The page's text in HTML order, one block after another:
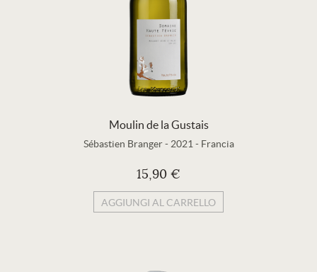
Moulin de la Gustais
Sébastien Branger - 2021 - Francia
15,90 €
AGGIUNGI AL CARRELLO